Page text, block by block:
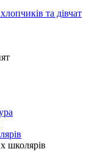
та дівчат
школярів